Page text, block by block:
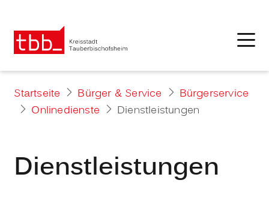
Startseite Bürger & Service
Bürgerservice
Onlinedienste
Dienstleistungen
Dienstleistungen